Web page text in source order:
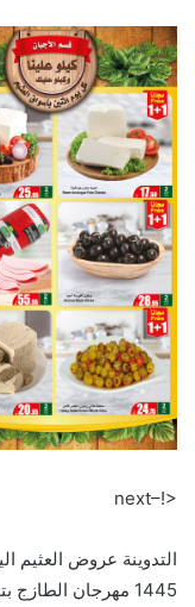
<!–next